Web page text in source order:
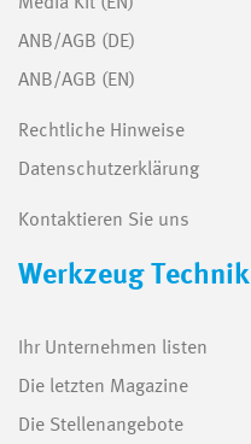
ANB/AGB (DE)
ANB/AGB (EN)
Rechtliche Hinweise
Datenschutzerklärung
Kontaktieren Sie uns
Werkzeug Technik
Ihr Unternehmen listen
Die letzten Magazine
Die Stellenangebote